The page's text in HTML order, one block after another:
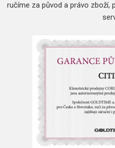
ručíme za původ a právo zboží,